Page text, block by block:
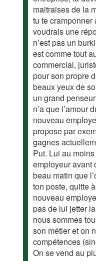
maitraises de la
tu te cramponner
voudrais une
n’est pas un
est comme tout
commercial,
pour son propre
beaux yeux de
un grand
n’a que l’amour
nouveau
propose par
gagnes
Put. Lui au
employeur avant
beau matin que
ton poste, quitte
nouveau
pas de lui jetter
nous sommes
son métier et on
compétences
On se vend au